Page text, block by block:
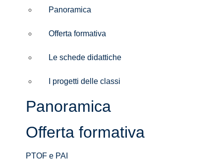
Panoramica
Offerta formativa
Le schede didattiche
I progetti delle classi
Panoramica
Offerta formativa
PTOF e PAI